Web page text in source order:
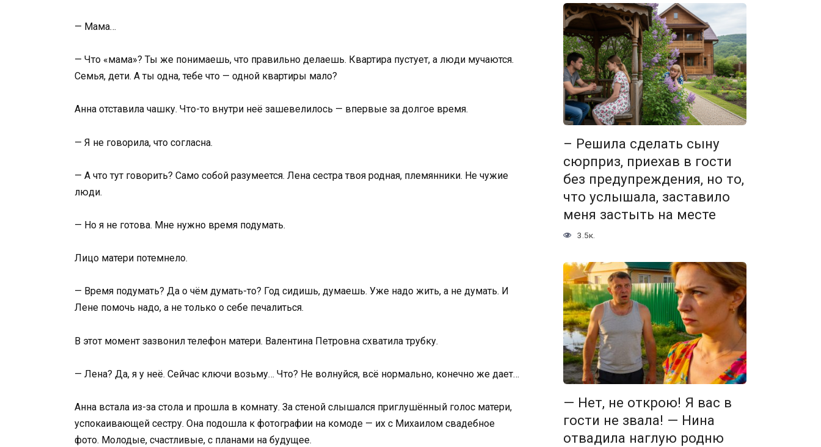
— Мама…
— Что «мама»? Ты же понимаешь, что правильно делаешь. Квартира пустует, а люди мучаются.
Семья, дети. А ты одна, тебе что — одной квартиры мало?
Анна отставила чашку. Что-то внутри неё зашевелилось — впервые за долгое время.
— Я не говорила, что согласна.
— А что тут говорить? Само собой разумеется. Лена сестра твоя родная, племянники. Не чужие
люди.
— Но я не готова. Мне нужно время подумать.
Лицо матери потемнело.
— Время подумать? Да о чём думать-то? Год сидишь, думаешь. Уже надо жить, а не думать. И
Лене помочь надо, а не только о себе печалиться.
В этот момент зазвонил телефон матери. Валентина Петровна схватила трубку.
— Лена? Да, я у неё. Сейчас ключи возьму… Что? Не волнуйся, всё нормально, конечно же дает…
Анна встала из-за стола и прошла в комнату. За стеной слышался приглушённый голос матери,
успокаивающей сестру. Она подошла к фотографии на комоде — их с Михаилом свадебное
фото. Молодые, счастливые, с планами на будущее.
– Решила сделать сыну
сюрприз, приехав в гости
без предупреждения, но то,
что услышала, заставило
меня застыть на месте
3.5к.
— Нет, не открою! Я вас в
гости не звала! — Нина
отвадила наглую родню